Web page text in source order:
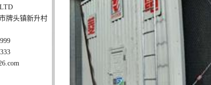
牌头镇新升村